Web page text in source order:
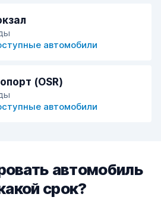
автомобили
(OSR)
автомобили
автомобиль
срок?